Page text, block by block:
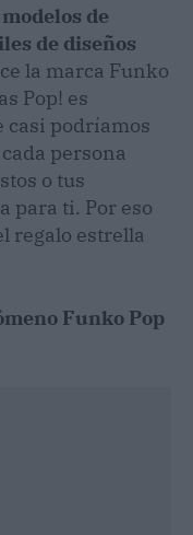
de
de diseños
la marca Funko
Pop! es
casi podríamos
persona
o tus
para ti. Por eso
regalo estrella
Funko Pop